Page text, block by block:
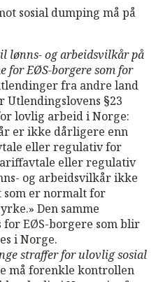
sosial dumping må på
lønns- og arbeidsvilkår på
for EØS-borgere som for
fra andre land
Utlendingslovens §23
lovlig arbeid i Norge:
er ikke dårligere enn
eller regulativ for
eller regulativ
og arbeidsvilkår ikke
er normalt for
Den samme
for EØS-borgere som blir
i Norge.
straffer for ulovlig sosial
må forenkle kontrollen